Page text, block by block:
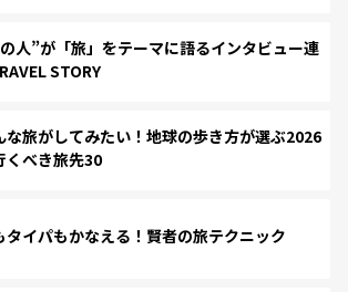
人”が「旅」をテーマに語るインタビュー連
STORY
な旅がしてみたい！地球の歩き方が選ぶ2026
くべき旅先30
タイパもかなえる！賢者の旅テクニック